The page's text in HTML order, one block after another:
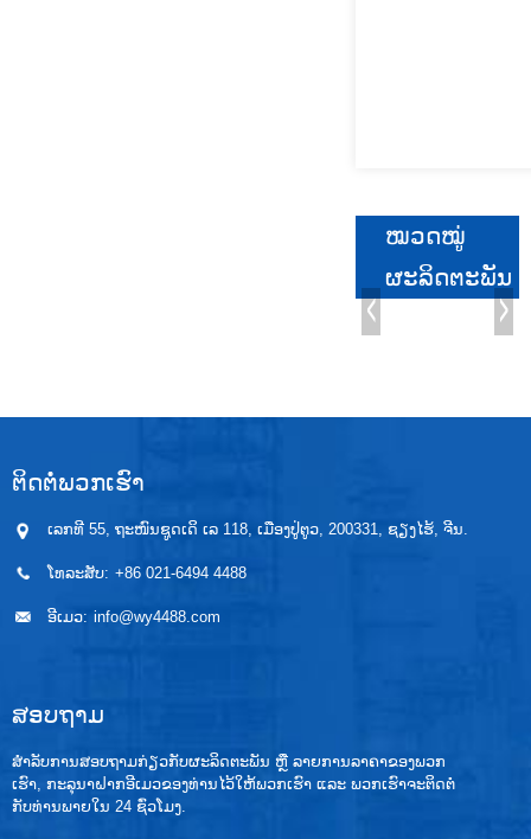
ໝວດໝູ່
ຜະລິດຕະພັນ
ຕິດຕໍ່ພວກເຮົາ
ເລກທີ 55, ຖະໜົນຊູດເດິ ເລ 118, ເມືອງປູ່ຕູວ, 200331, ຊຽງໄຮ້, ຈີນ.
ໂທລະສັບ: +86 021-6494 4488
ອີເມວ: info@wy4488.com
ສອບຖາມ
ສຳລັບການສອບຖາມກ່ຽວກັບຜະລິດຕະພັນ ຫຼື ລາຍການລາຄາຂອງພວກ
ເຮົາ, ກະລຸນາຝາກອີເມວຂອງທ່ານໄວ້ໃຫ້ພວກເຮົາ ແລະ ພວກເຮົາຈະຕິດຕໍ່
ກັບທ່ານພາຍໃນ 24 ຊົ່ວໂມງ.